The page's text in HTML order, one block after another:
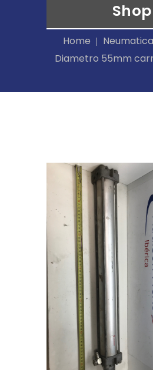
Shop
Home Neumatica
Diametro 55mm